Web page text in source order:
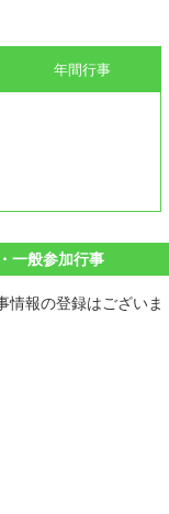
年間行事
一般参加行事
情報の登録はございま